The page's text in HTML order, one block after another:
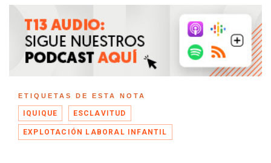
ETIQUETAS DE ESTA NOTA
IQUIQUE ESCLAVITUD
EXPLOTACIÓN LABORAL INFANTIL